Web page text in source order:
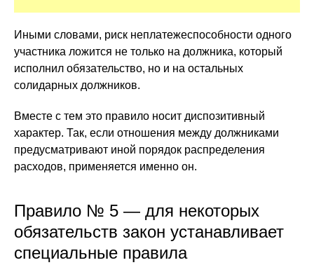
Иными словами, риск неплатежеспособности одного
участника ложится не только на должника, который
исполнил обязательство, но и на остальных
солидарных должников.
Вместе с тем это правило носит диспозитивный
характер. Так, если отношения между должниками
предусматривают иной порядок распределения
расходов, применяется именно он.
Правило № 5 — для некоторых
обязательств закон устанавливает
специальные правила